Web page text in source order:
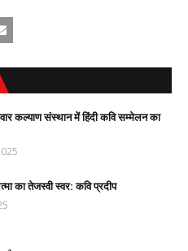
कल्याण संस्थान में हिंदी कवि सम्मेलन का
का तेजस्वी स्वर: कवि प्रदीप